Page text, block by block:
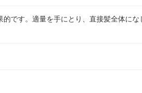
的です。適量を手にとり、直接髪全体に